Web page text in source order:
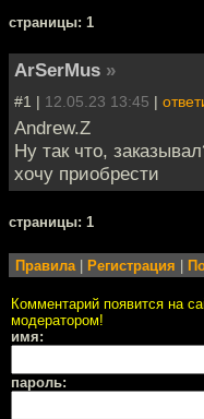
cтраницы: 1
ArSerMus »
#1 | 12.05.23 13:45 |
Andrew.Z
Ну так что,
хочу приобрести
cтраницы: 1
Правила| Регистрация
Комментарий появится на
модератором!
имя:
пароль: